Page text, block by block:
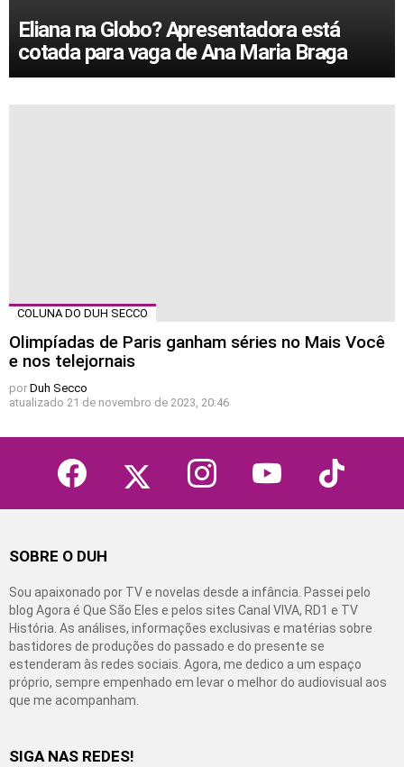
Eliana na Globo? Apresentadora está
cotada para vaga de Ana Maria Braga
COLUNA DO DUH SECCO
Olimpíadas de Paris ganham séries no Mais Você
e nos telejornais
por Duh Secco
atualizado 21 de novembro de 2023, 20:46
facebook instagram youtube tiktok
SOBRE O DUH
Sou apaixonado por TV e novelas desde a infância. Passei pelo
blog Agora é Que São Eles e pelos sites Canal VIVA, RD1 e TV
História. As análises, informações exclusivas e matérias sobre
bastidores de produções do passado e do presente se
estenderam às redes sociais. Agora, me dedico a um espaço
próprio, sempre empenhado em levar o melhor do audiovisual aos
que me acompanham.
SIGA NAS REDES!